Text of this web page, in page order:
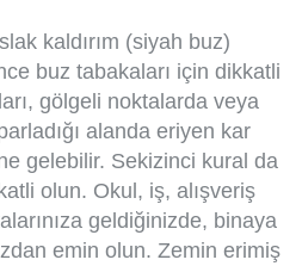
kaldırım (siyah buz)
buz tabakaları için dikkatli
gölgeli noktalarda veya
alanda eriyen kar
gelebilir. Sekizinci kural da
olun. Okul, iş, alışveriş
geldiğinizde, binaya
emin olun. Zemin erimiş